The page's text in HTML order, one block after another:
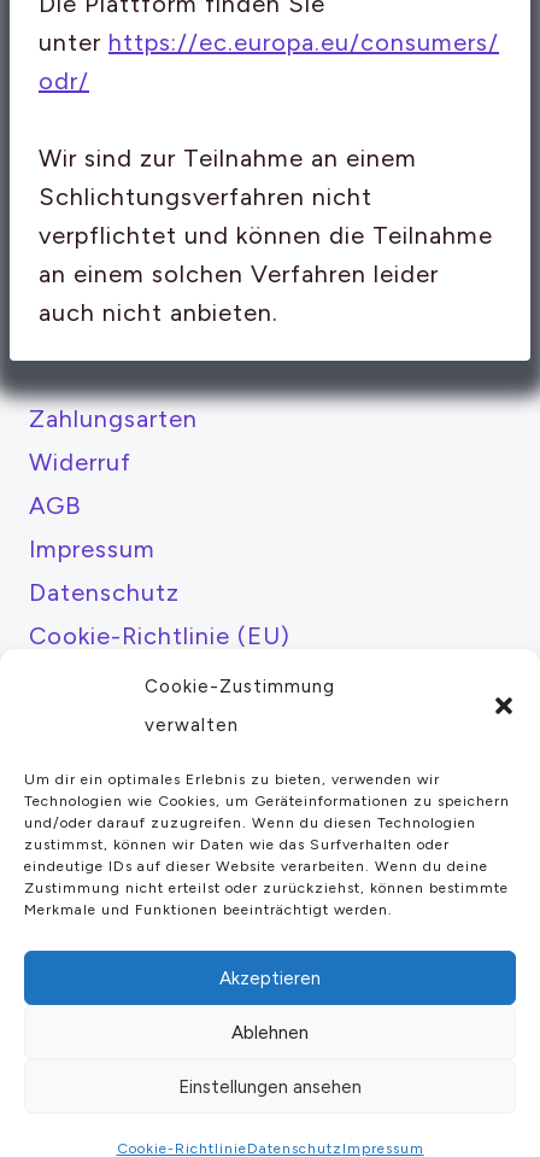
Cookie-Zustimmung
verwalten
Um dir ein optimales Erlebnis zu bieten, verwenden wir
Technologien wie Cookies, um Geräteinformationen zu speichern
und/oder darauf zuzugreifen. Wenn du diesen Technologien
zustimmst, können wir Daten wie das Surfverhalten oder
eindeutige IDs auf dieser Website verarbeiten. Wenn du deine
Zustimmung nicht erteilst oder zurückziehst, können bestimmte
Merkmale und Funktionen beeinträchtigt werden.
Akzeptieren
Ablehnen
Einstellungen ansehen
Cookie-RichtlinieDatenschutz Impressum
unter https://ec.europa.eu/consumers/
odr/
Wir sind zur Teilnahme an einem
Schlichtungsverfahren nicht
verpflichtet und können die Teilnahme
an einem solchen Verfahren leider
auch nicht anbieten.
Zahlungsarten
Widerruf
AGB
Impressum
Datenschutz
Cookie-Richtlinie (EU)
Über mich
Tutorials
Fotoausrüstung
Kameratests
© 2026